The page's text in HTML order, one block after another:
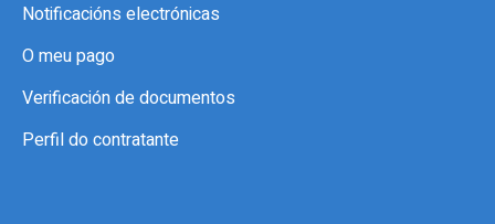
Notificacións electrónicas
O meu pago
Verificación de documentos
Perfil do contratante